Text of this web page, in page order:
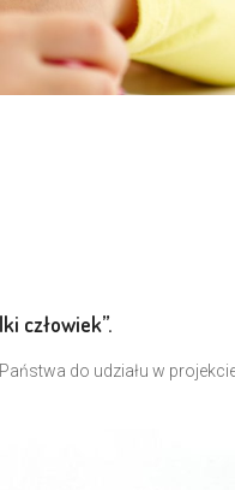
człowiek”.
do udziału w